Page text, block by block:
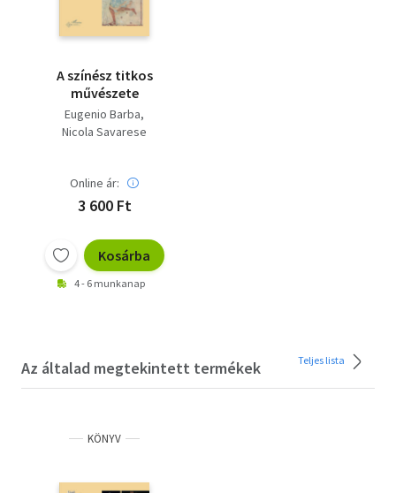
A színész titkos
művészete
Eugenio Barba
Nicola Savarese
Online ár:
3 600 Ft
Kosárba
4 - 6 munkanap
Az általad megtekintett termékek Teljes lista
KÖNYV